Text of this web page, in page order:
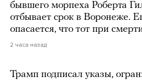
бывшего морпеха Роберта
отбывает срок в Воронеже.
опасается, что тот при
2 часа назад
Трамп подписал указы,